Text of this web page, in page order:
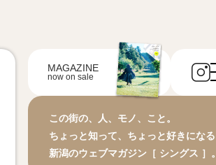
MAGAZINE
now on sale
この街の、人、モノ、こと。
ちょっと知って、ちょっと好きになる
新潟のウェブマガジン［ シングス ］。